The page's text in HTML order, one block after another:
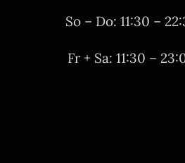
So – Do: 11:30 –
Fr + Sa: 11:30 –